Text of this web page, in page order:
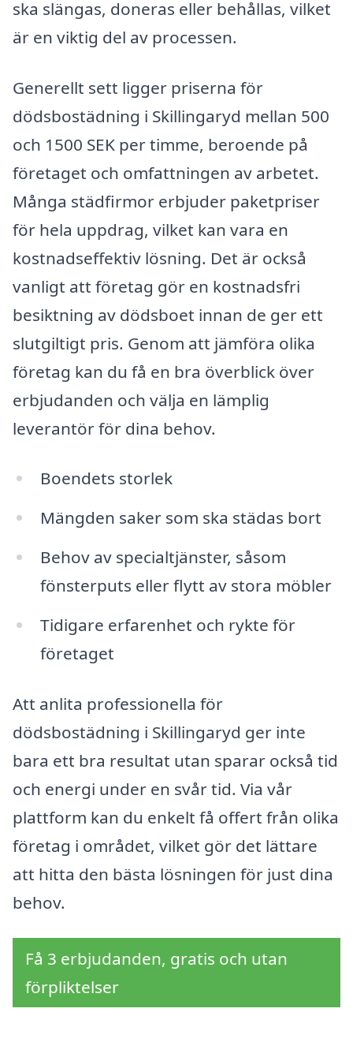
ska slängas, doneras eller behållas, vilket
är en viktig del av processen.
Generellt sett ligger priserna för
dödsbostädning i Skillingaryd mellan 500
och 1500 SEK per timme, beroende på
företaget och omfattningen av arbetet.
Många städfirmor erbjuder paketpriser
för hela uppdrag, vilket kan vara en
kostnadseffektiv lösning. Det är också
vanligt att företag gör en kostnadsfri
besiktning av dödsboet innan de ger ett
slutgiltigt pris. Genom att jämföra olika
företag kan du få en bra överblick över
erbjudanden och välja en lämplig
leverantör för dina behov.
Boendets storlek
Mängden saker som ska städas bort
Behov av specialtjänster, såsom
fönsterputs eller flytt av stora möbler
Tidigare erfarenhet och rykte för
företaget
Att anlita professionella för
dödsbostädning i Skillingaryd ger inte
bara ett bra resultat utan sparar också tid
och energi under en svår tid. Via vår
plattform kan du enkelt få offert från olika
företag i området, vilket gör det lättare
att hitta den bästa lösningen för just dina
behov.
Få 3 erbjudanden, gratis och utan
förpliktelser